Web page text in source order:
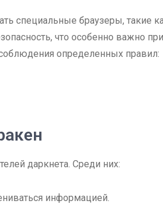
специальные браузеры, такие
что особенно важно
определенных правил:
даркнета. Среди них:
информацией.